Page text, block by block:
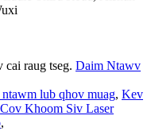
raug tseg. Daim Ntawv
lub qhov muag, Kev
Cov Khoom Siv Laser
,